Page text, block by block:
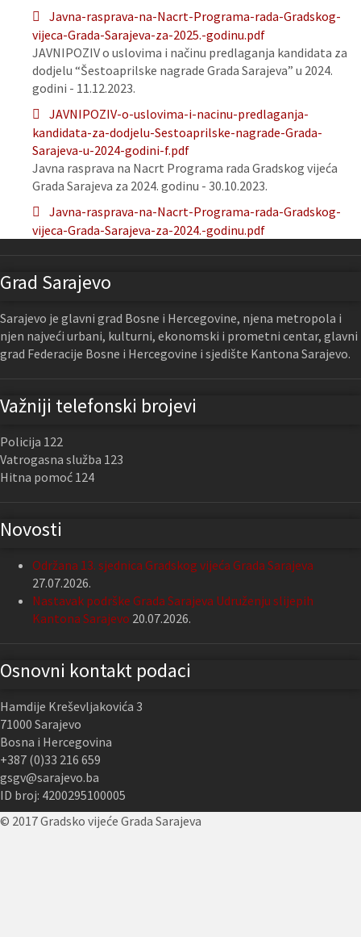
Javna-rasprava-na-Nacrt-Programa-rada-Gradskog-
vijeca-Grada-Sarajeva-za-2025.-godinu.pdf
JAVNIPOZIV o uslovima i načinu predlaganja kandidata za
dodjelu “Šestoaprilske nagrade Grada Sarajeva” u 2024.
godini - 11.12.2023.
JAVNIPOZIV-o-uslovima-i-nacinu-predlaganja-
kandidata-za-dodjelu-Sestoaprilske-nagrade-Grada-
Sarajeva-u-2024-godini-f.pdf
Javna rasprava na Nacrt Programa rada Gradskog vijeća
Grada Sarajeva za 2024. godinu - 30.10.2023.
Javna-rasprava-na-Nacrt-Programa-rada-Gradskog-
vijeca-Grada-Sarajeva-za-2024.-godinu.pdf
Grad Sarajevo
Sarajevo je glavni grad Bosne i Hercegovine, njena metropola i
njen najveći urbani, kulturni, ekonomski i prometni centar, glavni
grad Federacije Bosne i Hercegovine i sjedište Kantona Sarajevo.
Važniji telefonski brojevi
Policija 122
Vatrogasna služba 123
Hitna pomoć 124
Novosti
Održana 13. sjednica Gradskog vijeća Grada Sarajeva
27.07.2026.
Nastavak podrške Grada Sarajeva Udruženju slijepih
Kantona Sarajevo 20.07.2026.
Osnovni kontakt podaci
Hamdije Kreševljakovića 3
71000 Sarajevo
Bosna i Hercegovina
+387 (0)33 216 659
gsgv@sarajevo.ba
ID broj: 4200295100005
© 2017 Gradsko vijeće Grada Sarajeva